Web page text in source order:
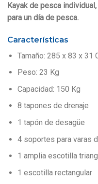
Kayak de pesca
para un día de pesca.
Características
Tamaño: 285 x 83 x 31
Peso: 23 Kg
Capacidad: 150 Kg
8 tapones de drenaje
1 tapón de desagüe
4 soportes para varas
1 amplia escotilla
1 escotilla rectangular